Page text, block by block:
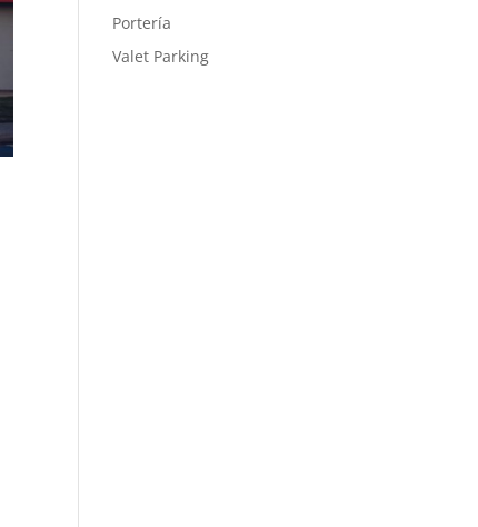
Portería
Valet Parking